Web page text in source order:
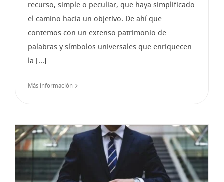
recurso, simple o peculiar, que haya simplificado
el camino hacia un objetivo. De ahí que
contemos con un extenso patrimonio de
palabras y símbolos universales que enriquecen
la [...]
Más información